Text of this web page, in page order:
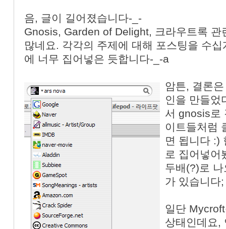
음, 글이 길어졌습니다-_-
Gnosis, Garden of Delight, 크라우트록 관
많네요. 각각의 주제에 대해 포스팅을 수
에 너무 집어넣은 듯합니다-_-a
암튼, 결론
인을 만들었
서 gnosis로
이트들처럼
면 됩니다 :)
로 집어넣어
두배(?)로
가 있습니다;
일단
상태인데요,